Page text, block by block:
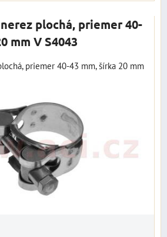
plochá, priemer 40-
mm V S4043
priemer 40-43 mm, šírka 20 mm